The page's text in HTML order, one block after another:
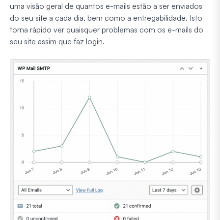
uma visão geral de quantos e-mails estão a ser enviados
do seu site a cada dia, bem como a entregabilidade. Isto
torna rápido ver quaisquer problemas com os e-mails do
seu site assim que faz login.